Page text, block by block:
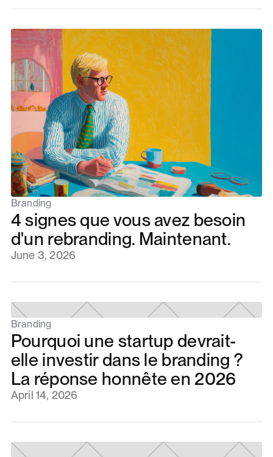
Branding
4 signes que vous avez besoin
d'un rebranding. Maintenant.
June 3, 2026
Branding
Pourquoi une startup devrait-
elle investir dans le branding ?
La réponse honnête en 2026
April 14, 2026